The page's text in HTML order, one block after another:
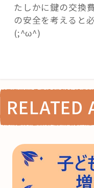
たしかに鍵の交換
の安全を考えると
(;^ω^)
RELATED